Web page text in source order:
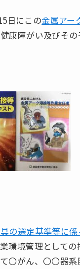
日にこの金属アー
康障がい及びその
の選定基準等に
環境管理として
〇がん、〇〇器